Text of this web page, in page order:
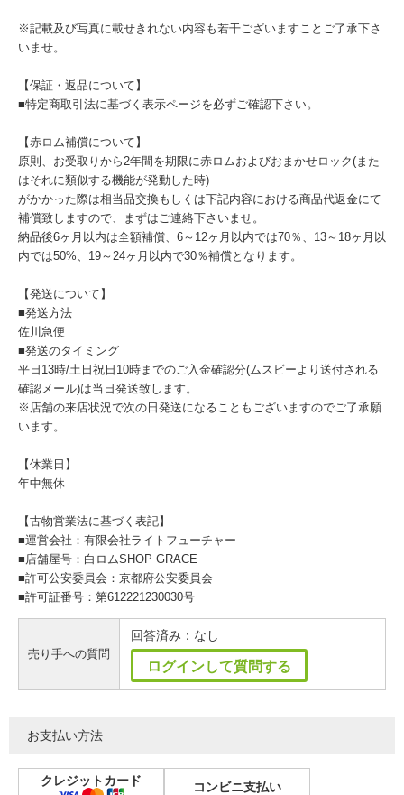
※記載及び写真に載せきれない内容も若干ございますことご了承下さ
いませ。
【保証・返品について】
■特定商取引法に基づく表示ページを必ずご確認下さい。
【赤ロム補償について】
原則、お受取りから2年間を期限に赤ロムおよびおまかせロック(また
はそれに類似する機能が発動した時)
がかかった際は相当品交換もしくは下記内容における商品代返金にて
補償致しますので、まずはご連絡下さいませ。
納品後6ヶ月以内は全額補償、6～12ヶ月以内では70％、13～18ヶ月以
内では50%、19～24ヶ月以内で30％補償となります。
【発送について】
■発送方法
佐川急便
■発送のタイミング
平日13時/土日祝日10時までのご入金確認分(ムスビーより送付される
確認メール)は当日発送致します。
※店舗の来店状況で次の日発送になることもございますのでご了承願
います。
【休業日】
年中無休
【古物営業法に基づく表記】
■運営会社：有限会社ライトフューチャー
■店舗屋号：白ロムSHOP GRACE
■許可公安委員会：京都府公安委員会
■許可証番号：第612221230030号
売り手への質問
回答済み：なし
ログインして質問する
お支払い方法
クレジットカード コンビニ支払い